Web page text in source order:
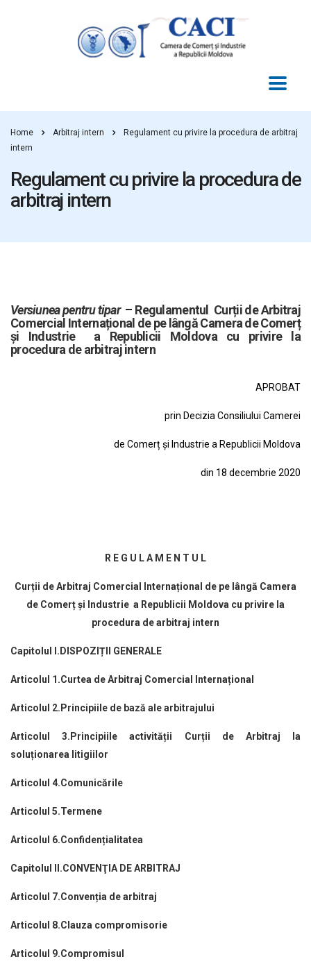
Home Arbitraj intern
Regulament cu privire la procedura de arbitraj
intern
Regulament cu privire la procedura de
arbitraj intern
Versiunea pentru tipar– Regulamentul Curții de Arbitraj
Comercial Internațional de pe lângă Camera de Comerț
și Industrie a Republicii Moldova cu privire la
procedura de arbitraj intern
APROBAT
prin Decizia Consiliului Camerei
de Comerț și Industrie a Republicii Moldova
din 18 decembrie 2020
R E G U L A M E N T U L
Curții de Arbitraj Comercial Internațional de pe lângă Camera
de Comerț și Industrie a Republicii Moldova cu privire la
procedura de arbitraj intern
Capitolul I.DISPOZIȚII GENERALE
Articolul 1.Curtea de Arbitraj Comercial Internațional
Articolul 2.Principiile de bază ale arbitrajului
Articolul 3.Principiile activității Curții de Arbitraj la
soluționarea litigiilor
Articolul 4.Comunicările
Articolul 5.Termene
Articolul 6.Confidențialitatea
Capitolul II.CONVENŢIA DE ARBITRAJ
Articolul 7.Convenția de arbitraj
Articolul 8.Clauza compromisorie
Articolul 9.Compromisul